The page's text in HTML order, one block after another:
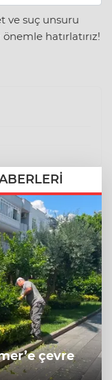
ve suç unsuru
hatırlatırız!
çevre